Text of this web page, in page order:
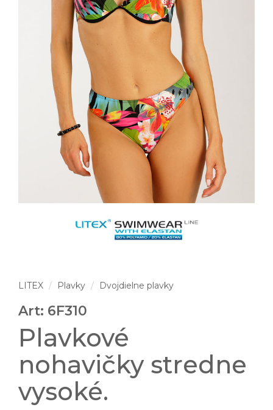
LITEX Plavky Dvojdielne plavky
Art: 6F310
Plavkové
nohavičky stredne
vysoké.